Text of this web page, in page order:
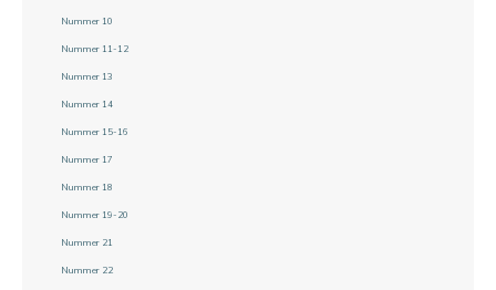
Nummer 10
Nummer 11-12
Nummer 13
Nummer 14
Nummer 15-16
Nummer 17
Nummer 18
Nummer 19-20
Nummer 21
Nummer 22